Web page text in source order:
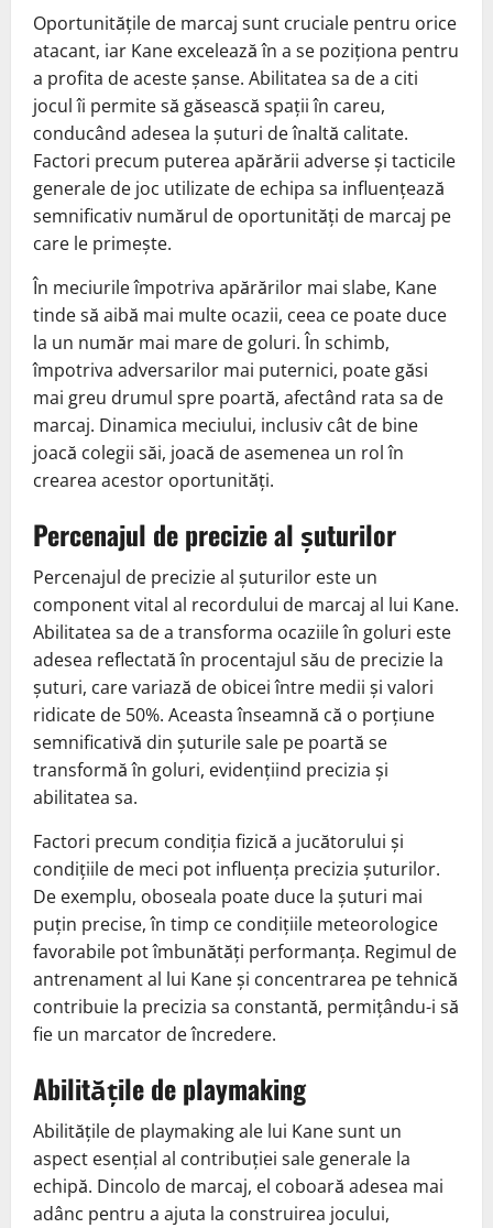
Oportunitățile de marcaj sunt cruciale pentru orice
atacant, iar Kane excelează în a se poziționa pentru
a profita de aceste șanse. Abilitatea sa de a citi
jocul îi permite să găsească spații în careu,
conducând adesea la șuturi de înaltă calitate.
Factori precum puterea apărării adverse și tacticile
generale de joc utilizate de echipa sa influențează
semnificativ numărul de oportunități de marcaj pe
care le primește.
În meciurile împotriva apărărilor mai slabe, Kane
tinde să aibă mai multe ocazii, ceea ce poate duce
la un număr mai mare de goluri. În schimb,
împotriva adversarilor mai puternici, poate găsi
mai greu drumul spre poartă, afectând rata sa de
marcaj. Dinamica meciului, inclusiv cât de bine
joacă colegii săi, joacă de asemenea un rol în
crearea acestor oportunități.
Percenajul de precizie al șuturilor
Percenajul de precizie al șuturilor este un
component vital al recordului de marcaj al lui Kane.
Abilitatea sa de a transforma ocaziile în goluri este
adesea reflectată în procentajul său de precizie la
șuturi, care variază de obicei între medii și valori
ridicate de 50%. Aceasta înseamnă că o porțiune
semnificativă din șuturile sale pe poartă se
transformă în goluri, evidențiind precizia și
abilitatea sa.
Factori precum condiția fizică a jucătorului și
condițiile de meci pot influența precizia șuturilor.
De exemplu, oboseala poate duce la șuturi mai
puțin precise, în timp ce condițiile meteorologice
favorabile pot îmbunătăți performanța. Regimul de
antrenament al lui Kane și concentrarea pe tehnică
contribuie la precizia sa constantă, permițându-i să
fie un marcator de încredere.
Abilitățile de playmaking
Abilitățile de playmaking ale lui Kane sunt un
aspect esențial al contribuției sale generale la
echipă. Dincolo de marcaj, el coboară adesea mai
adânc pentru a ajuta la construirea jocului,